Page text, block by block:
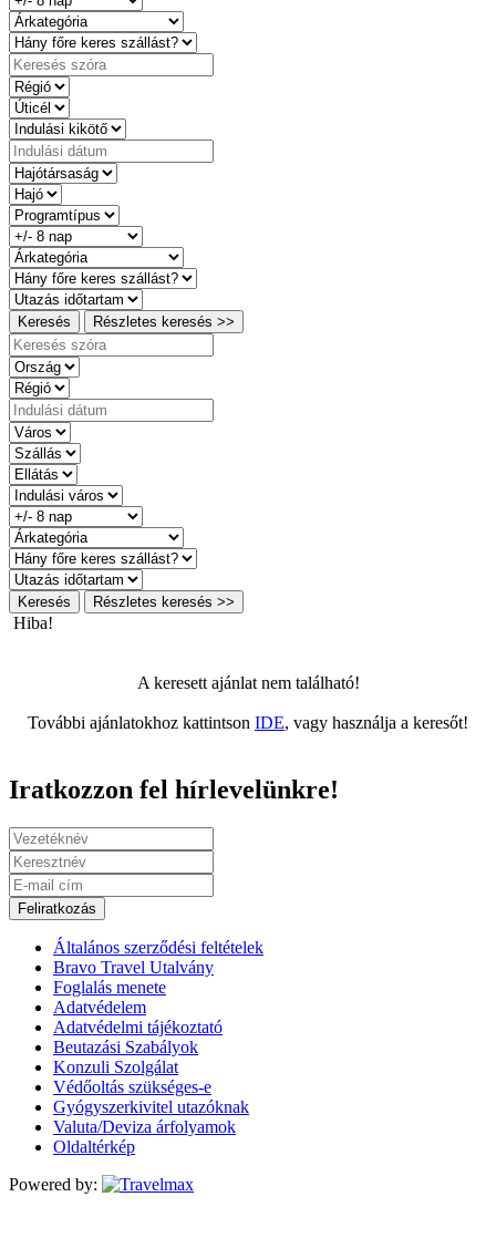
Keresés Részletes keresés >>
Keresés Részletes keresés >>
Hiba!
A keresett ajánlat nem található!
További ajánlatokhoz kattintson IDE, vagy használja a keresőt!
Iratkozzon fel hírlevelünkre!
Feliratkozás
Általános szerződési feltételek
Bravo Travel Utalvány
Foglalás menete
Adatvédelem
Adatvédelmi tájékoztató
Beutazási Szabályok
Konzuli Szolgálat
Védőoltás szükséges-e
Gyógyszerkivitel utazóknak
Valuta/Deviza árfolyamok
Oldaltérkép
Powered by: